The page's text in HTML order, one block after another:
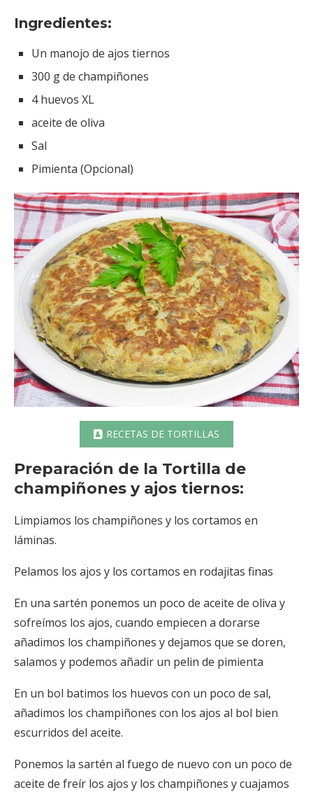
Ingredientes:
Un manojo de ajos tiernos
300 g de champiñones
4 huevos XL
aceite de oliva
Sal
Pimienta (Opcional)
RECETAS DE TORTILLAS
Preparación de la Tortilla de
champiñones y ajos tiernos:
Limpiamos los champiñones y los cortamos en
láminas.
Pelamos los ajos y los cortamos en rodajitas finas
En una sartén ponemos un poco de aceite de oliva y
sofreímos los ajos, cuando empiecen a dorarse
añadimos los champiñones y dejamos que se doren,
salamos y podemos añadir un pelin de pimienta
En un bol batimos los huevos con un poco de sal,
añadimos los champiñones con los ajos al bol bien
escurridos del aceite.
Ponemos la sartén al fuego de nuevo con un poco de
aceite de freír los ajos y los champiñones y cuajamos